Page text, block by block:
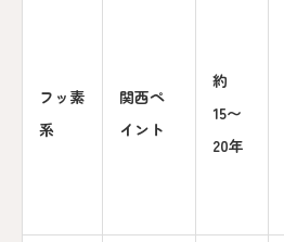
フッ素
系
関西ペ
イント
約
15〜
20年